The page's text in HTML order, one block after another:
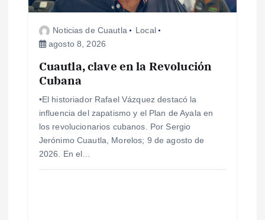
e
Noticias de Cuautla
Local
agosto 8, 2026
Cuautla, clave en la Revolución
Cubana
•El historiador Rafael Vázquez destacó la
influencia del zapatismo y el Plan de Ayala en
los revolucionarios cubanos. Por Sergio
Jerónimo Cuautla, Morelos; 9 de agosto de
2026. En el…